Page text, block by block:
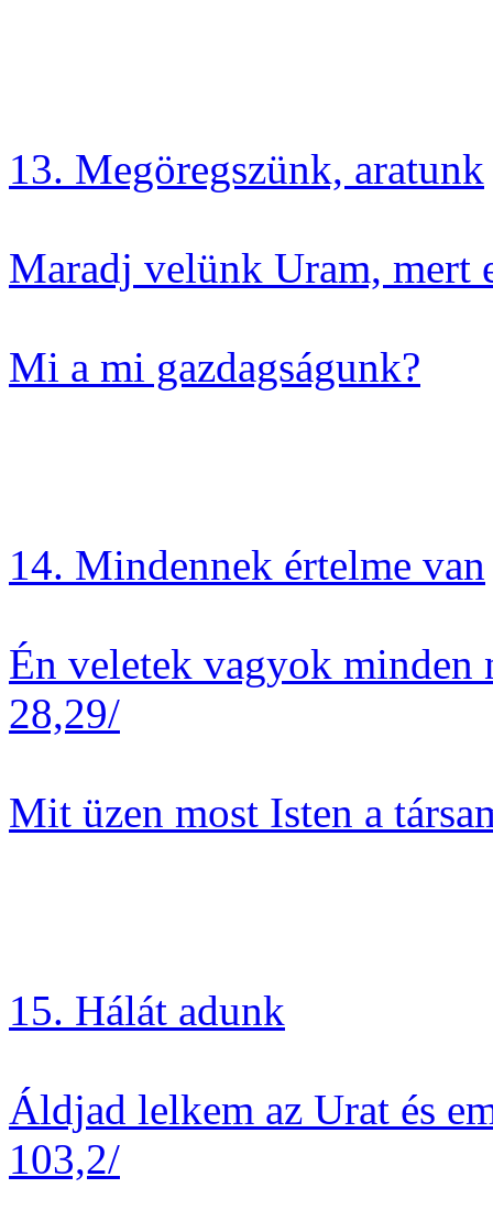
13. Megöregszünk, aratunk
Maradj velünk Uram, mert
Mi a mi gazdagságunk?
14. Mindennek értelme van
Én veletek vagyok minden
28,29/
Mit üzen most Isten a
15. Hálát adunk
Áldjad lelkem az Urat és
103,2/